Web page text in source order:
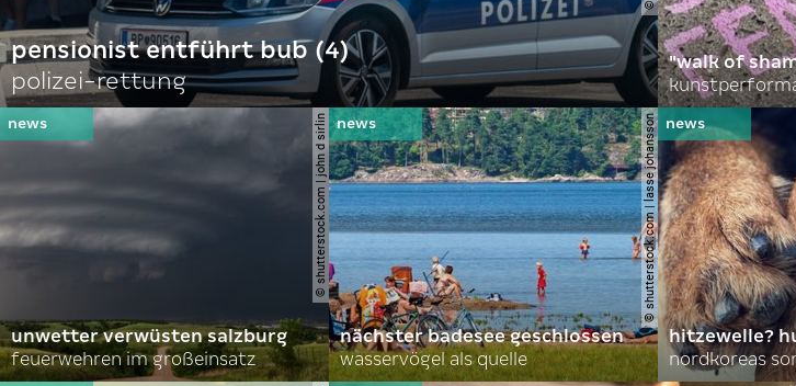
pensionist entführt bub (4)
polizei-rettung
"walk of
© shutterstock.com | john d sirlin
unwetter verwüsten salzburg
feuerwehren im großeinsatz
© shutterstock.com | lasse johansson
nächster badesee geschlossen
wasservögel als quelle
hitzewelle?